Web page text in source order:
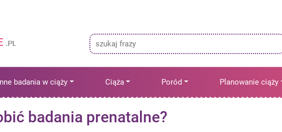
badania w ciąży Ciąża Poród Planowanie ciąży
badania prenatalne?